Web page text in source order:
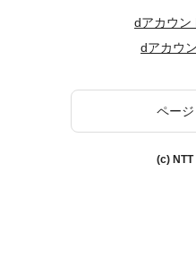
dアカウン
dアカウ
ペー
(c) NTT